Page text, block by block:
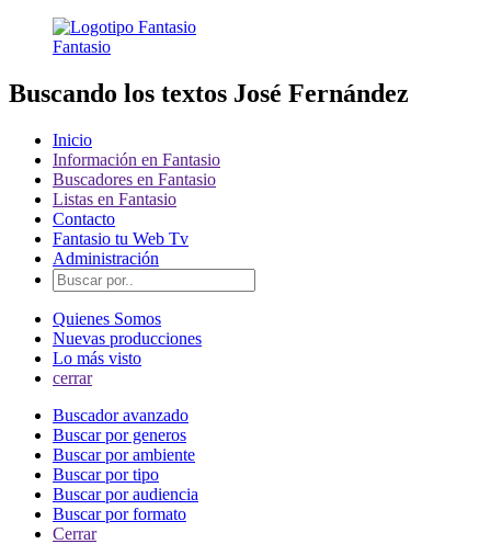
Fantasio
Buscando los textos José Fernández
Inicio
Información en Fantasio
Buscadores en Fantasio
Listas en Fantasio
Contacto
Fantasio tu Web Tv
Administración
Quienes Somos
Nuevas producciones
Lo más visto
cerrar
Buscador avanzado
Buscar por generos
Buscar por ambiente
Buscar por tipo
Buscar por audiencia
Buscar por formato
Cerrar